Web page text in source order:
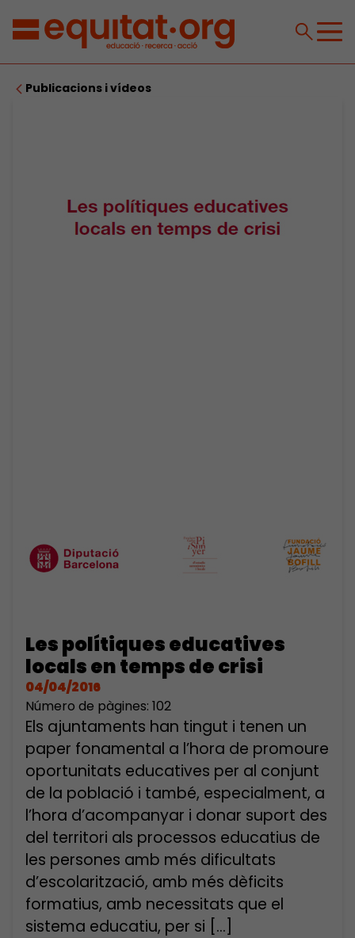
Publicacions i vídeos
Les polítiques educatives
locals en temps de crisi
04/04/2016
Número de pàgines: 102
Els ajuntaments han tingut i tenen un
paper fonamental a l’hora de promoure
oportunitats educatives per al conjunt
de la població i també, especialment, a
l’hora d’acompanyar i donar suport des
del territori als processos educatius de
les persones amb més dificultats
d’escolarització, amb més dèficits
formatius, amb necessitats que el
sistema educatiu, per si […]